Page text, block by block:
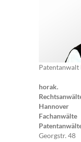
Patentanwalt
horak.
Hannover
Fachanwälte
Georgstr. 48